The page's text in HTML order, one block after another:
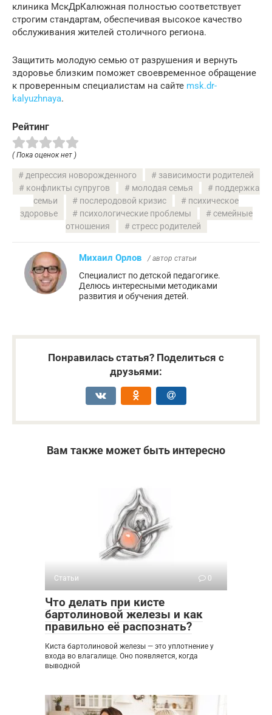
клиника МскДрКалюжная полностью соответствует
строгим стандартам, обеспечивая высокое качество
обслуживания жителей столичного региона.
Защитить молодую семью от разрушения и вернуть
здоровье близким поможет своевременное обращение
к проверенным специалистам на сайте msk.dr-
kalyuzhnaya.
Рейтинг
( Пока оценок нет )
депрессия новорожденного
зависимости родителей
конфликты супругов
молодая семья
поддержка
семьи
послеродовой кризис
психическое
здоровье
психологические проблемы
семейные
отношения
стресс родителей
Михаил Орлов / автор статьи
Специалист по детской педагогике.
Делюсь интересными методиками
развития и обучения детей.
Понравилась статья? Поделиться с
друзьями:
Вам также может быть интересно
Статьи 0
Что делать при кисте
бартолиновой железы и как
правильно её распознать?
Киста бартолиновой железы — это уплотнение у
входа во влагалище. Оно появляется, когда
выводной